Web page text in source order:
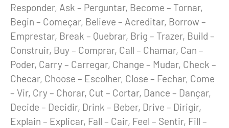
Responder, Ask – Perguntar, Become – Tornar,
Begin – Começar, Believe – Acreditar, Borrow –
Emprestar, Break – Quebrar, Brig – Trazer, Build –
Construir, Buy – Comprar, Call – Chamar, Can –
Poder, Carry – Carregar, Change – Mudar, Check –
Checar, Choose – Escolher, Close – Fechar, Come
– Vir, Cry – Chorar, Cut – Cortar, Dance – Dançar,
Decide – Decidir, Drink – Beber, Drive – Dirigir,
Explain – Explicar, Fall – Cair, Feel – Sentir, Fill –